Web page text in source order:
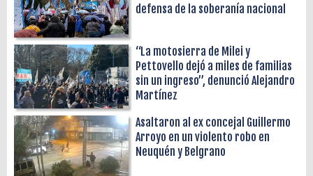
defensa de la soberanía nacional
“La motosierra de Milei y
Pettovello dejó a miles de familias
sin un ingreso”, denunció Alejandro
Martínez
Asaltaron al ex concejal Guillermo
Arroyo en un violento robo en
Neuquén y Belgrano